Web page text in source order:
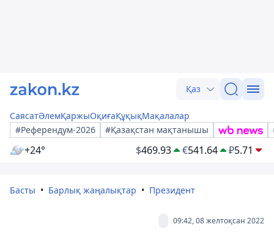
Қаз
СаясатӘлемҚаржыОқиғаҚұқықМақалалар
#Референдум-2026
#Қазақстан мақтанышы
+24° $469.93 €541.64 ₽5.71
Басты Барлық жаңалықтар Президент
09:42, 08 желтоқсан 2022